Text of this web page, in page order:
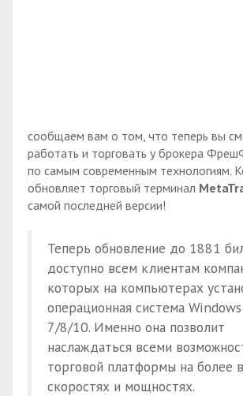
сообщаем вам о том, что теперь вы
работать и торговать у брокера
по самым современным технологиям.
обновляет торговый терминал
самой последней версии!
Теперь обновление до 1881
доступно всем клиентам
которых на компьютерах
операционная система Windows
7/8/10. Именно она позволит
наслаждаться всеми
торговой платформы на более
скоростях и мощностях.